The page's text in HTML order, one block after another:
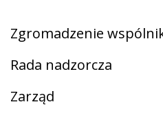
Zgromadzenie
Rada nadzorcza
Zarząd